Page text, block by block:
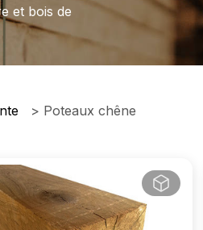
et bois de
Poteaux chêne